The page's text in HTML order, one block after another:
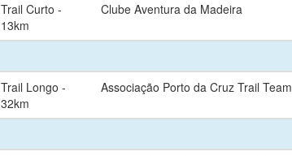
Trail Curto -
13km
Clube Aventura da Madeira
Trail Longo -
32km
Associação Porto da Cruz Trail Team